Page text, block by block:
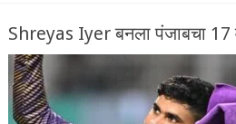
Shreyas Iyer बनला पंजाबचा 17